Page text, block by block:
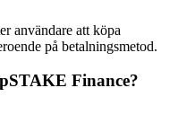
användare att köpa
på betalningsmetod.
Finance?